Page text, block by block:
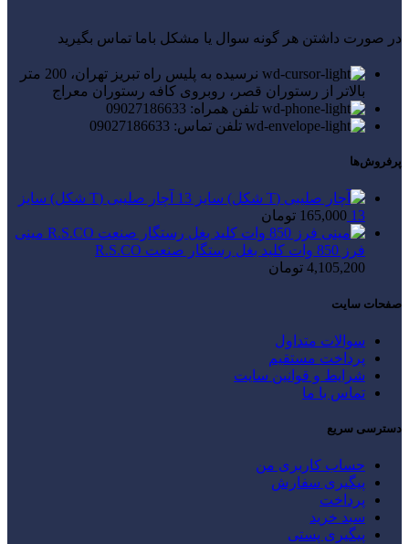
در صورت داشتن هر گونه سوال یا مشکل باما تماس بگیرید
نرسیده به پلیس راه تبریز تهران، 200 متر
بالاتر از رستوران قصر، روبروی کافه رستوران معراج
تلفن همراه: 09027186633
تلفن تماس: 09027186633
پرفروش‌ها
آچار صلیبی (T شکل) سایز
13
165,000 تومان
مینی
فرز 850 وات کلید بغل رستگار صنعت R.S.CO
4,105,200 تومان
صفحات سایت
سوالات متداول
پرداخت مستقیم
شرایط و قوانین سایت
تماس با ما
دسترسی سریع
حساب کاربری من
پیگیری سفارش
پرداخت
سبد خرید
پیگیری پستی